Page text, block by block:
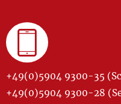
+49(0)5904 9300-35
+49(0)5904 9300-28